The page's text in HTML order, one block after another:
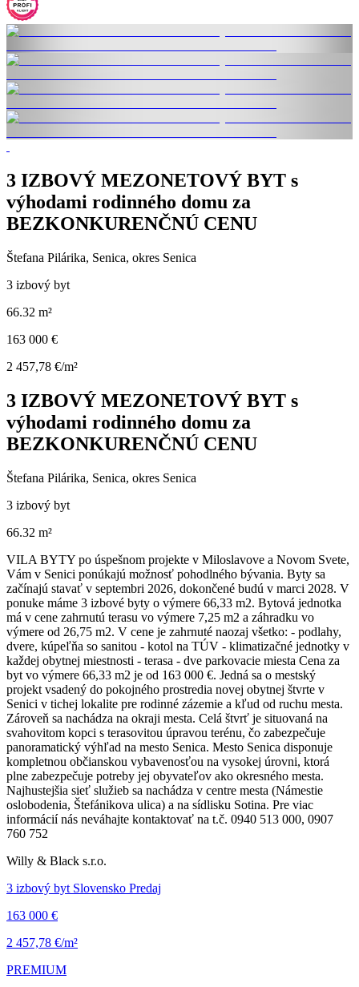
3 IZBOVÝ MEZONETOVÝ BYT s
výhodami rodinného domu za
BEZKONKURENČNÚ CENU
Štefana Pilárika, Senica, okres Senica
3 izbový byt
66.32 m²
163 000 €
2 457,78 €/m²
3 IZBOVÝ MEZONETOVÝ BYT s
výhodami rodinného domu za
BEZKONKURENČNÚ CENU
Štefana Pilárika, Senica, okres Senica
3 izbový byt
66.32 m²
VILA BYTY po úspešnom projekte v Miloslavove a Novom Svete,
Vám v Senici ponúkajú možnosť pohodlného bývania. Byty sa
začínajú stavať v septembri 2026, dokončené budú v marci 2028. V
ponuke máme 3 izbové byty o výmere 66,33 m2. Bytová jednotka
má v cene zahrnutú terasu vo výmere 7,25 m2 a záhradku vo
výmere od 26,75 m2. V cene je zahrnuté naozaj všetko: - podlahy,
dvere, kúpeľňa so sanitou - kotol na TÚV - klimatizačné jednotky v
každej obytnej miestnosti - terasa - dve parkovacie miesta Cena za
byt vo výmere 66,33 m2 je od 163 000 €. Jedná sa o mestský
projekt vsadený do pokojného prostredia novej obytnej štvrte v
Senici v tichej lokalite pre rodinné zázemie a kľud od ruchu mesta.
Zároveň sa nachádza na okraji mesta. Celá štvrť je situovaná na
svahovitom kopci s terasovitou úpravou terénu, čo zabezpečuje
panoramatický výhľad na mesto Senica. Mesto Senica disponuje
kompletnou občianskou vybavenosťou na vysokej úrovni, ktorá
plne zabezpečuje potreby jej obyvateľov ako okresného mesta.
Najhustejšia sieť služieb sa nachádza v centre mesta (Námestie
oslobodenia, Štefánikova ulica) a na sídlisku Sotina. Pre viac
informácií nás neváhajte kontaktovať na t.č. 0940 513 000, 0907
760 752
Willy & Black s.r.o.
3 izbový byt Slovensko Predaj
163 000 €
2 457,78 €/m²
PREMIUM